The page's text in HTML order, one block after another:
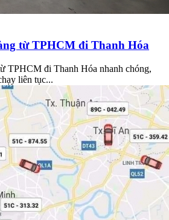
từ TPHCM đi Thanh Hóa
TPHCM đi Thanh Hóa nhanh chóng,
liên tục...